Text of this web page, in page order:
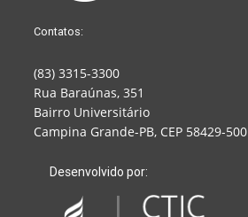
Contatos:
(83) 3315-3300
Rua Baraúnas, 351
Bairro Universitário
Campina Grande-PB, CEP 58429-500
Desenvolvido por: